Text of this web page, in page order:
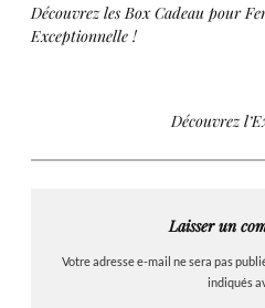
Découvrez les Box Cadeau pour
Exceptionnelle !
Découvrez
Laisser un
Votre adresse e-mail ne sera pas
indiqués